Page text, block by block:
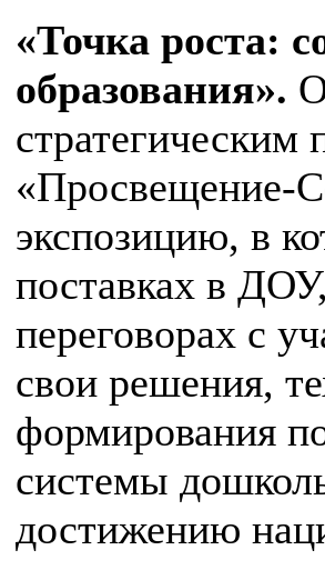
«Точка роста:
образования».
стратегическим
«Просвещение-
экспозицию, в
поставках в
переговорах с
свои решения,
формирования
системы
достижению